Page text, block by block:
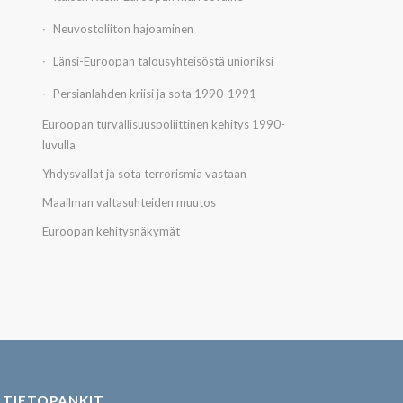
Neuvostoliiton hajoaminen
Länsi-Euroopan talousyhteisöstä unioniksi
Persianlahden kriisi ja sota 1990-1991
Euroopan turvallisuuspoliittinen kehitys 1990-
luvulla
Yhdysvallat ja sota terrorismia vastaan
Maailman valtasuhteiden muutos
Euroopan kehitysnäkymät